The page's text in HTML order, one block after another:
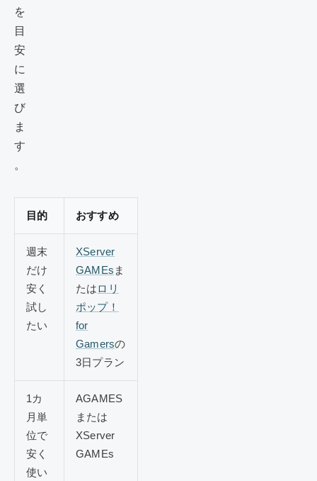
を
目
安
に
選
び
ま
す
。
目的 おすすめ
週末
だけ
安く
試し
たい
XServer
GAMEs ま
たはロリ
ポップ！
for
Gamersの
3日プラン
1カ
月単
位で
安く
使い
AGAMES
または
XServer
GAMEs